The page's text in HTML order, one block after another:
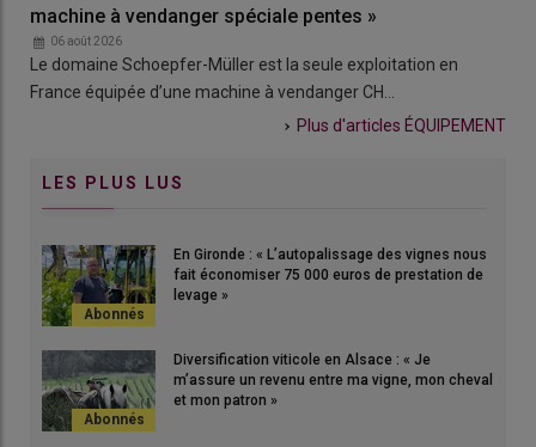
machine à vendanger spéciale pentes »
06 août 2026
Le domaine Schoepfer-Müller est la seule exploitation en
France équipée d’une machine à vendanger CH…
Plus d'articles ÉQUIPEMENT
LES PLUS LUS
En Gironde : « L’autopalissage des vignes nous
fait économiser 75 000 euros de prestation de
levage »
Diversification viticole en Alsace : « Je
m’assure un revenu entre ma vigne, mon cheval
et mon patron »